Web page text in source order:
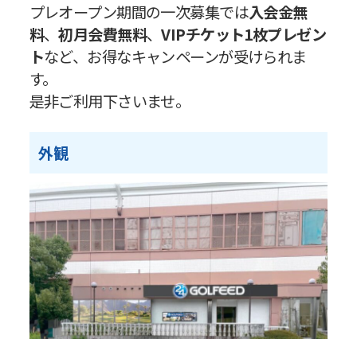
プレオープン期間の一次募集では入会金無
料、初月会費無料、VIPチケット1枚プレゼン
トなど、お得なキャンペーンが受けられま
す。
是非ご利用下さいませ。
外観